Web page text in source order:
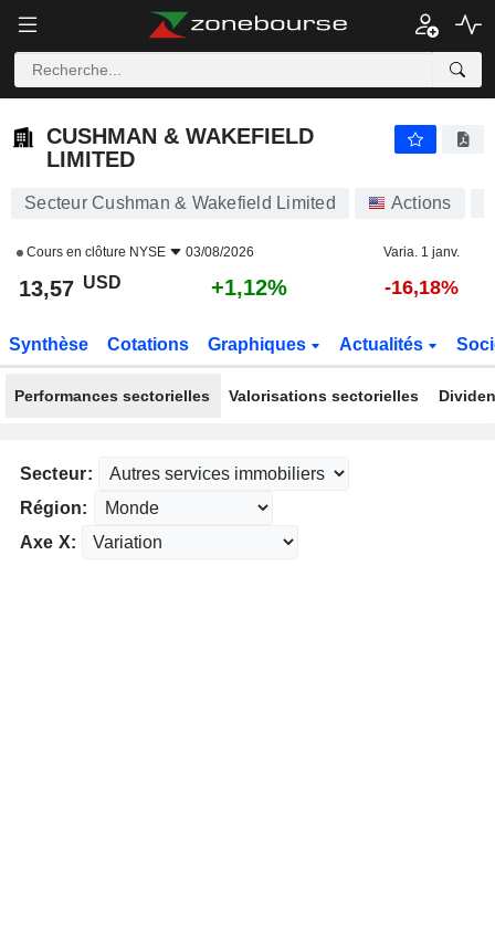
CUSHMAN & WAKEFIELD
LIMITED
Secteur Cushman & Wakefield Limited Actions
Cours en clôture NYSE 03/08/2026 Varia. 1 janv.
13,57 USD +1,12% -16,18%
Synthèse Cotations Graphiques Actualités
Performances sectorielles Valorisations sectorielles
Secteur:
Région:
Axe X: